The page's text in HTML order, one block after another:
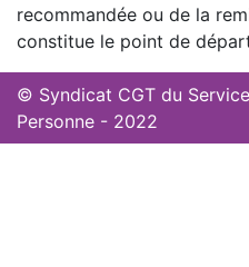
recommandée ou de la
constitue le point de
© Syndicat CGT du
Personne - 2022